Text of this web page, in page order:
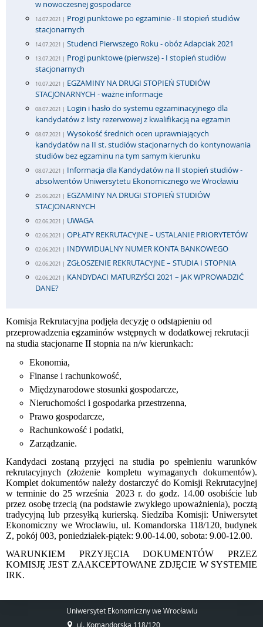
w nowoczesnej gospodarce
14.07.2021 | Progi punktowe po egzaminie - II stopień studiów
stacjonarnych
14.07.2021 | Studenci Pierwszego Roku - obóz Adapciak 2021
13.07.2021 | Progi punktowe (pierwsze) - I stopień studiów
stacjonarnych
10.07.2021 | EGZAMINY NA DRUGI STOPIEŃ STUDIÓW
STACJONARNYCH - ważne informacje
08.07.2021 | Login i hasło do systemu egzaminacyjnego dla
kandydatów z listy rezerwowej z kwalifikacją na egzamin
08.07.2021 | Wysokość średnich ocen uprawniających
kandydatów na II st. studiów stacjonarnych do kontynowania
studiów bez egzaminu na tym samym kierunku
08.07.2021 | Informacja dla Kandydatów na II stopień studiów -
absolwentów Uniwersytetu Ekonomicznego we Wrocławiu
25.06.2021 | EGZAMINY NA DRUGI STOPIEŃ STUDIÓW
STACJONARNYCH
02.06.2021 | UWAGA
02.06.2021 | OPŁATY REKRUTACYJNE – USTALANIE PRIORYTETÓW
02.06.2021 | INDYWIDUALNY NUMER KONTA BANKOWEGO
02.06.2021 | ZGŁOSZENIE REKRUTACYJNE – STUDIA I STOPNIA
02.06.2021 | KANDYDACI MATURZYŚCI 2021 – JAK WPROWADZIĆ
DANE?
Komisja Rekrutacyjna podjęła decyzję o odstąpieniu od
przeprowadzenia egzaminów wstępnych w dodatkowej rekrutacji
na studia stacjonarne II stopnia na n/w kierunkach:
Ekonomia,
Finanse i rachunkowość,
Międzynarodowe stosunki gospodarcze,
Nieruchomości i gospodarka przestrzenna,
Prawo gospodarcze,
Rachunkowość i podatki,
Zarządzanie.
Kandydaci zostaną przyjęci na studia po spełnieniu warunków
rekrutacyjnych (złożenie kompletu wymaganych dokumentów).
Komplet dokumentów należy dostarczyć do Komisji Rekrutacyjnej
w terminie do 25 września
2023 r. do godz. 14.00 osobiście lub
przez osobę trzecią (na podstawie zwykłego upoważnienia), pocztą
tradycyjną lub przesyłką kurierską. Siedziba Komisji: Uniwersytet
Ekonomiczny we Wrocławiu, ul. Komandorska 118/120, budynek
Z, pokój 003, poniedziałek-piątek: 9.00-14.00, sobota: 9.00-12.00.
WARUNKIEM PRZYJĘCIA DOKUMENTÓW PRZEZ
KOMISJĘ JEST ZAAKCEPTOWANE ZDJĘCIE W SYSTEMIE
IRK.
Uniwersytet Ekonomiczny we Wrocławiu
ul. Komandorska 118/120